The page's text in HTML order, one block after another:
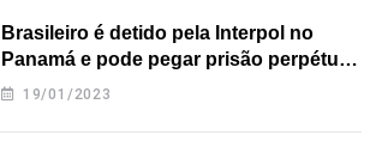
Brasileiro é detido pela Interpol no
Panamá e pode pegar prisão perpétua
nos EUA
19/01/2023